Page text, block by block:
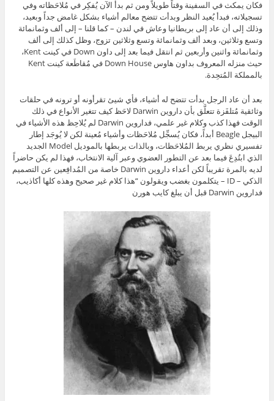
فكان يمكث في السفينة وقتاً طويلاً ومن ثم بدأ الآن يُفكِر في مُلاحَظاته وفي
تسجيلاته، فبدأ يُعيد النظر وبدأت تتضح معالم أشياء بشكل غامض جداً وبعيد،
وذلك إلى أن عاد إلى بريطانيا وعاش في لندن – كما قلنا – إلى ألف وثمانمائة
وتسع وثلاثين، وبعد ألف وثمانمائة وتسع وثلاثين تزوج، وظل كذلك إلى ألف
وثمانمائة واثنين وأربعين ثم انتقل فيما بعد إلى داون Down في كينت Kent،
حيث منزله المعروف بداون هاوس Down House في مُقاطَعة كينت Kent
بالمملكة المُتحِدة.
بعد أن عاد الرجل بدأت تتضح له أشياء، فأي شيئ تقرأونه أو ترونه في حلقات
وثائقية مُتلفَزة تتعلَّق بأن داروين Darwin لاحَظ كيف تتغير الأنواع في ذلك
الوقت فهذا كذب وكلام غير علمي، فداروين Darwin لم يُلاحِظ هذه الأشياء في
البيجل Beagle أبداً، فكان يُسجِّل مُلاحَظات وأشياء مُعينة لكن لا يُوجَد إطار
تفسيري نظري يربط المُلاحَظات، وبالذات يربطها بالموديل Model الجديد
الذي ابتُدِعَ فيما بعد عن التطور العضوي وعبر آلية الانتخاب، فهذا لم يكن حاضراً
لديه بالمرة تقريباً لكن أعداء داروين Darwin خاصة من المُدافِعين عن التصميم
الذكي – ID – يتكلمون بغضب ويقولون “هذا كلام غير صحيح وهذه كلها أكاذيب،
فداروين Darwin قبل أن يبلغ كايب هورن